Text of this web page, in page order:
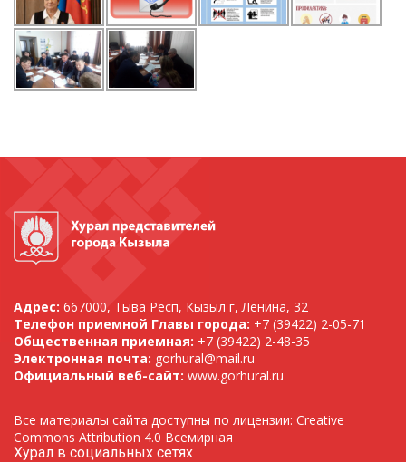
Адрес: 667000, Тыва Респ, Кызыл г, Ленина, 32
Телефон приемной Главы города: +7 (39422) 2-05-71
Общественная приемная: +7 (39422) 2-48-35
Электронная почта: gorhural@mail.ru
Официальный веб-сайт: www.gorhural.ru
Все материалы сайта доступны по лицензии: Creative
Commons Attribution 4.0 Всемирная
Хурал в социальных сетях